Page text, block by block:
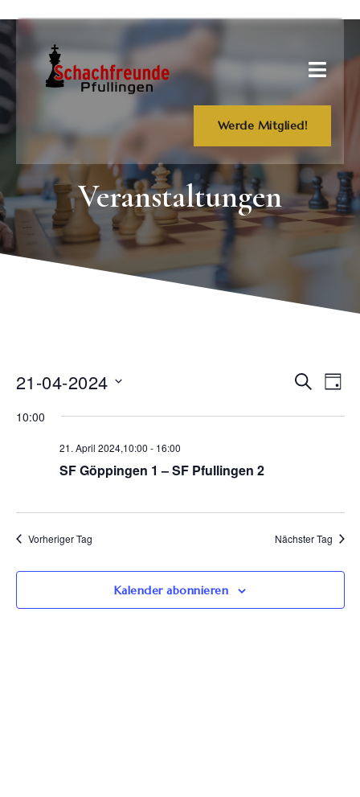
Werde Mitglied!
Veranstaltungen
SucheTag
21-04-2024
wählen.
10:00
21. April 2024,10:00 - 16:00
SF Göppingen 1 – SF Pfullingen 2
Vorheriger Tag Nächster Tag
Kalender abonnieren